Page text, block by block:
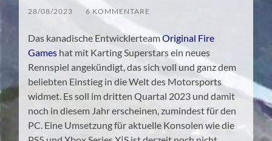
28/08/2023 6 KOMMENTARE
Das kanadische EntwicklerteamOriginal Fire
Games hat mit Karting Superstars ein neues
Rennspiel angekündigt, das sich voll und ganz dem
beliebten Einstieg in die Welt des Motorsports
widmet. Es soll im dritten Quartal 2023 und damit
noch in diesem Jahr erscheinen, zumindest für den
PC. Eine Umsetzung für aktuelle Konsolen wie die